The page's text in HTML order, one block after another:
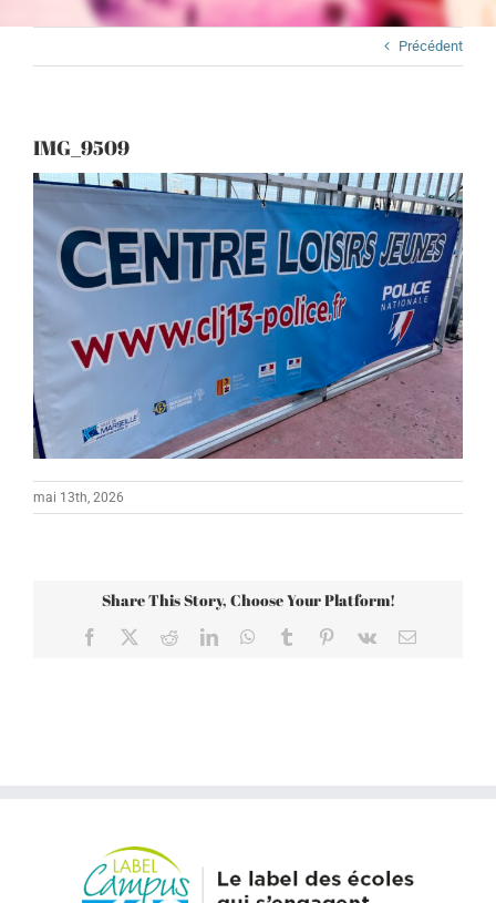
Précédent
IMG_9509
mai 13th, 2026
Share This Story, Choose Your Platform!
Facebook RedditLinkedInWhatsApp
Tumblr Pinterest
Vk Email